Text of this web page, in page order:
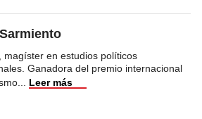
magíster en estudios políticos
Ganadora del premio internacional
Leer más